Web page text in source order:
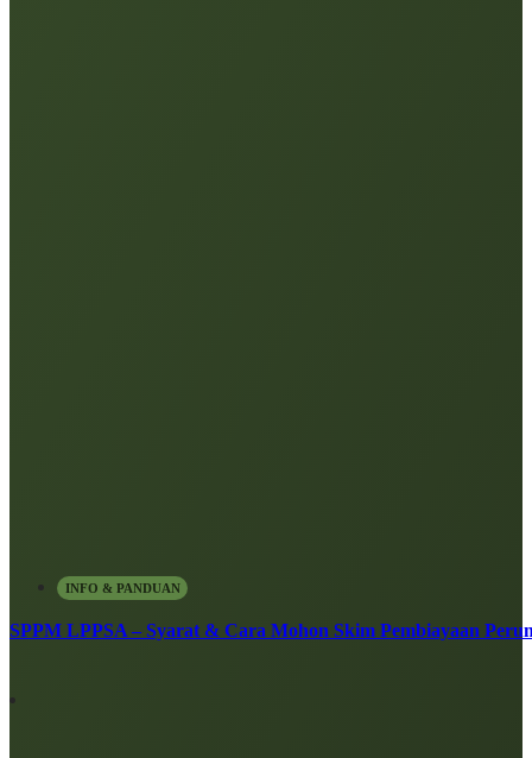
INFO & PANDUAN
SPPM LPPSA – Syarat & Cara Mohon Skim Pembiayaan